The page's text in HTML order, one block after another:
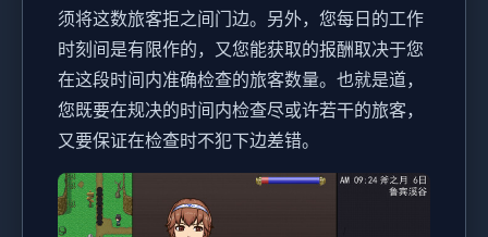
须将这数旅客拒之间门边。另外，您每日的工作
时刻间是有限作的，又您能获取的报酬取决于您
在这段时间内准确检查的旅客数量。也就是道，
您既要在规决的时间内检查尽或许若干的旅客，
又要保证在检查时不犯下边差错。